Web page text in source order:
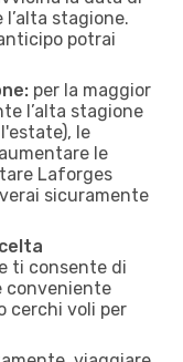
stagione.
potrai
per la maggior
l’alta stagione
le
le
Laforges
sicuramente
ti consente di
conveniente
cerchi voli per